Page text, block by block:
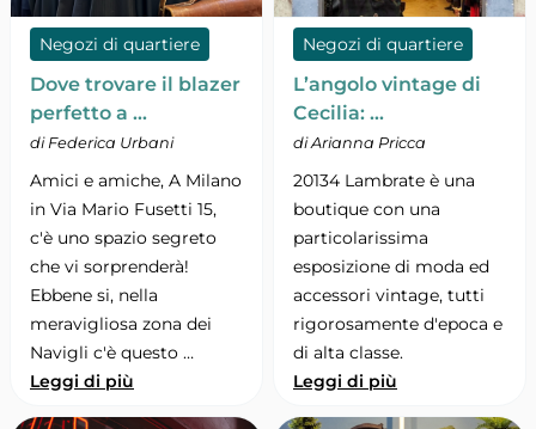
Negozi di quartiere
Dove trovare il blazer
perfetto a …
di Federica Urbani
Amici e amiche, A Milano
in Via Mario Fusetti 15,
c'è uno spazio segreto
che vi sorprenderà!
Ebbene si, nella
meravigliosa zona dei
Navigli c'è questo …
Leggi di più
Negozi di quartiere
L’angolo vintage di
Cecilia: …
di Arianna Pricca
20134 Lambrate è una
boutique con una
particolarissima
esposizione di moda ed
accessori vintage, tutti
rigorosamente d'epoca e
di alta classe.
Leggi di più